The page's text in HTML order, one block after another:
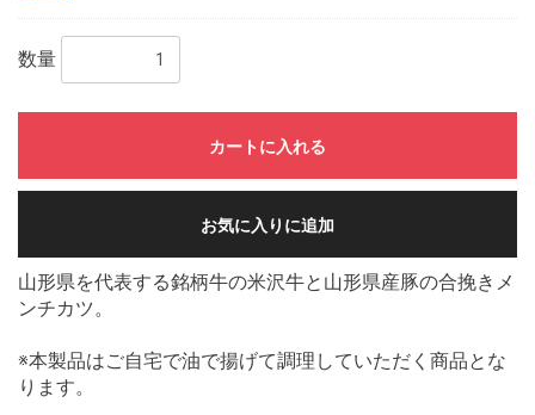
数量
カートに入れる
お気に入りに追加
山形県を代表する銘柄牛の米沢牛と山形県産豚の合挽きメ
ンチカツ。
※本製品はご自宅で油で揚げて調理していただく商品とな
ります。